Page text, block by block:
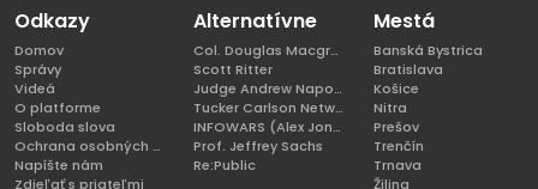
Odkazy
Domov
Správy
Videá
O platforme
Sloboda slova
Ochrana osobných údajov
Napíšte nám
Zdieľať s priateľmi
Alternatívne
Col. Douglas Macgregor, Ph.D
Scott Ritter
Judge Andrew Napolitano
Tucker Carlson Network
INFOWARS (Alex Jones)
Prof. Jeffrey Sachs
Re:Public
Mestá
Banská Bystrica
Bratislava
Košice
Nitra
Prešov
Trenčín
Trnava
Žilina